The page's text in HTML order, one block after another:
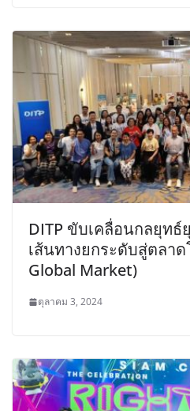
DITP ขับเคลื่อนกลยุท
เส้นทางยกระดับสู่ตลาด
Global Market)
ตุลาคม 3, 2024